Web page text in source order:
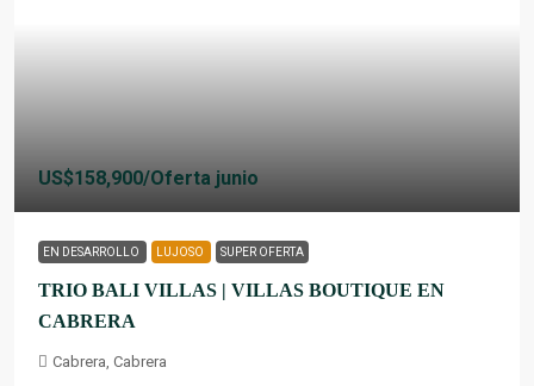
US$158,900/Oferta junio
EN DESARROLLO LUJOSO SUPER OFERTA
TRIO BALI VILLAS | VILLAS BOUTIQUE EN
CABRERA
Cabrera, Cabrera